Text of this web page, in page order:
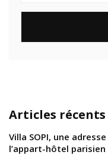
Articles récents
Villa SOPI, une
l’appart-hôtel parisien